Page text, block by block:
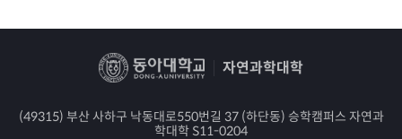
자연과학대학
(49315) 부산 사하구 낙동대로550번길 37 (하단동) 승학캠퍼스 자연과
학대학 S11-0204